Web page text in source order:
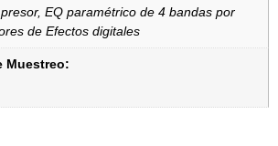
EQ paramétrico de 4 bandas por
de Efectos digitales
Muestreo: